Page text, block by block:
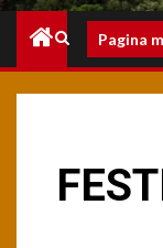
Menú
principal
Pagina